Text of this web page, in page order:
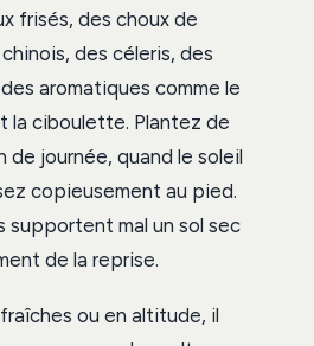
frisés, des choux de
des céleris, des
aromatiques comme le
la ciboulette. Plantez de
journée, quand le soleil
copieusement au pied.
supportent mal un sol sec
de la reprise.
ou en altitude, il